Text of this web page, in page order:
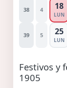
38 4 18
LUN
39 5 25
LUN
Festivos y
1905